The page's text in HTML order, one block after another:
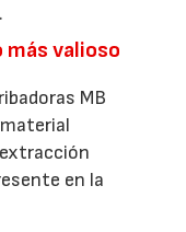
más valioso
MB
en la